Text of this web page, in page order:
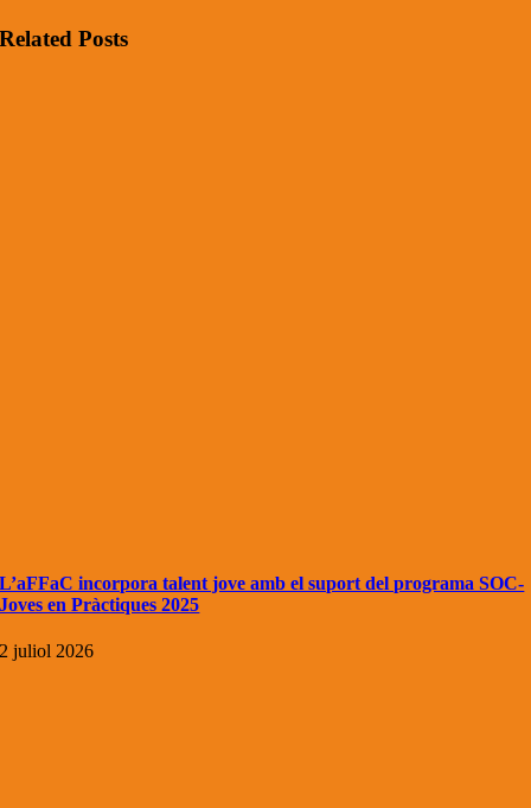
Related Posts
L’aFFaC incorpora talent jove amb el suport del programa SOC-
Joves en Pràctiques 2025
2 juliol 2026